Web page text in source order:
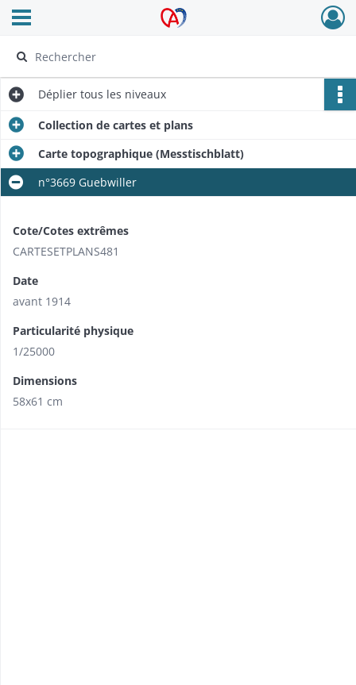
Archives Alsace - Colmar
Ouvrir le menu déroulant
Déplier tous les niveaux
Collection de cartes et plans
Carte topographique (Messtischblatt)
n°3669 Guebwiller
Cote/Cotes extrêmes
CARTESETPLANS481
Date
avant 1914
Particularité physique
1/25000
Dimensions
58x61 cm